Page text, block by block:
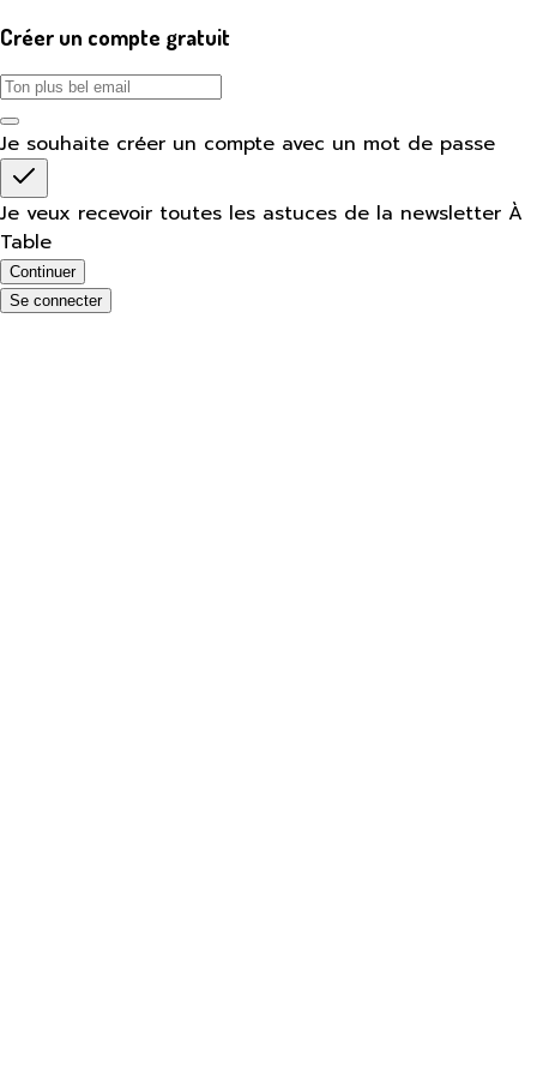
Créer un compte gratuit
Je souhaite créer un compte avec un mot de passe
Je veux recevoir toutes les astuces de la newsletter À
Table
Continuer
Se connecter